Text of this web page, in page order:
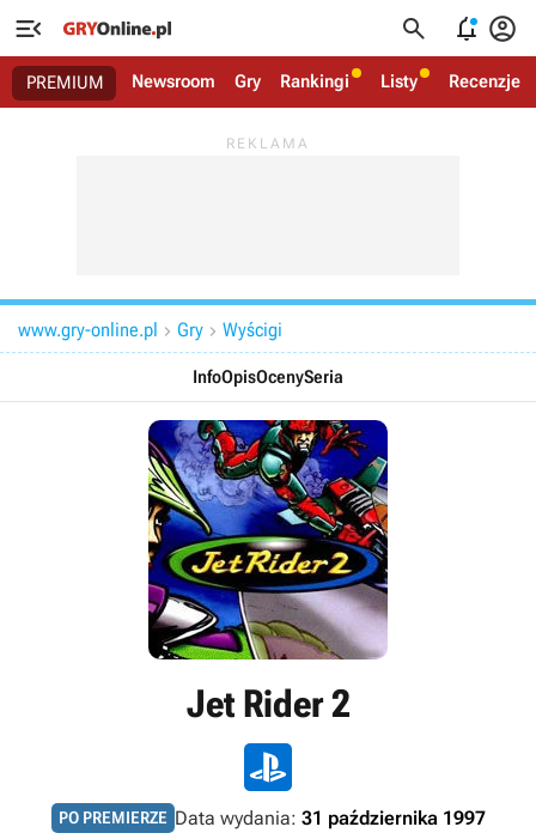
   
PREMIUM Newsroom Gry Rankingi Listy Recenzje
www.gry-online.pl  Gry  Wyścigi
InfoOpisOcenySeria
Jet Rider 2
PO PREMIERZE Data wydania: 31 października 1997